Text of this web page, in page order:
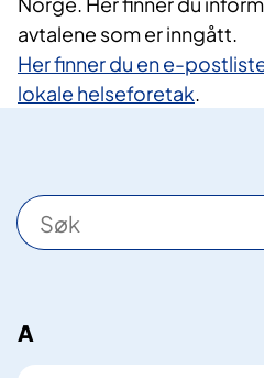
avtalene som er inngått.
Her finner du en e-
lokale helseforetak.
S
ø
1
2
A